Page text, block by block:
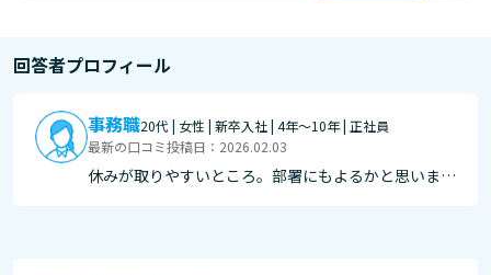
回答者プロフィール
事務職20代 | 女性 | 新卒入社 | 4年～10年 | 正社員
最新の口コミ投稿日：2026.02.03
休みが取りやすいところ。部署にもよるかと思います